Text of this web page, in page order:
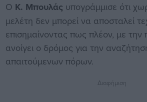
Ο Κ. Μπουλάς υπογράμμισε ότι
μελέτη δεν μπορεί να αποσταλεί
επισημαίνοντας πως πλέον, με
ανοίγει ο δρόμος για την
απαιτούμενων πόρων.
Διαφήμιση